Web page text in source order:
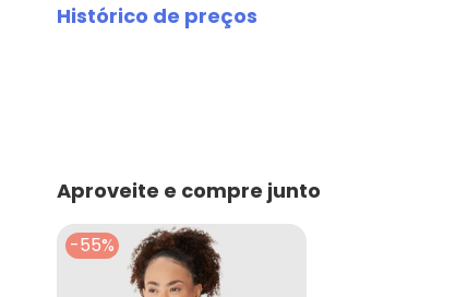
Histórico de preços
abril/2026
fevereiro/2026
Aproveite e compre junto
-55%